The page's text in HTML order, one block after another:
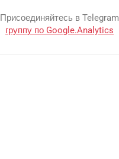
Присоединяйтесь в Telegram
группу по Google.Analytics